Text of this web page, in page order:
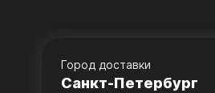
Город доставки
Санкт-Петербург